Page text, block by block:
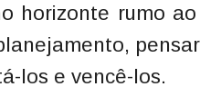
horizonte rumo
los e vencê-los.